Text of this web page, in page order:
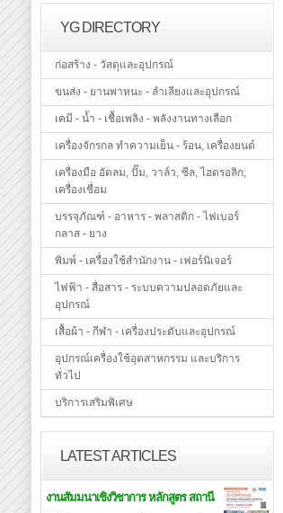
YG DIRECTORY
ก่อสร้าง - วัสดุและอุปกรณ์
ขนส่ง - ยานพาหนะ - ลำเลียงและอุปกรณ์
เคมี - น้ำ - เชื้อเพลิง - พลังงานทางเลือก
เครื่องจักรกล ทำความเย็น - ร้อน, เครื่องยนต์
เครื่องมือ อัดลม, ปั๊ม, วาล์ว, ซีล, ไฮดรอลิก,
เครื่องเชื่อม
บรรจุภัณฑ์ - อาหาร - พลาสติก - ไฟเบอร์
กลาส - ยาง
พิมพ์ - เครื่องใช้สำนักงาน - เฟอร์นิเจอร์
ไฟฟ้า - สื่อสาร - ระบบความปลอดภัยและ
อุปกรณ์
เสื้อผ้า - กีฬา - เครื่องประดับและอุปกรณ์
อุปกรณ์เครื่องใช้อุตสาหกรรม และบริการ
ทั่วไป
บริการเสริมพิเศษ
LATEST ARTICLES
งานสัมมนาเชิงวิชาการ หลักสูตร สถานี